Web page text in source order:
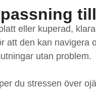
eller kuperad,
att den kan navigera
utan problem.
du stressen över